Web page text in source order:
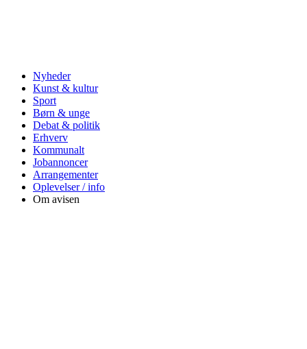
Nyheder
Kunst & kultur
Sport
Børn & unge
Debat & politik
Erhverv
Kommunalt
Jobannoncer
Arrangementer
Oplevelser / info
Om avisen